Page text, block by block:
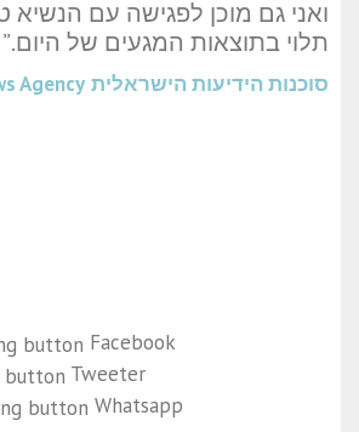
ואני גם מוכן לפגישה עם
תלוי בתוצאות המגעים של היום.”
סוכנות הידיעות הישראלית Agency
Facebook
Tweeter
Whatsapp